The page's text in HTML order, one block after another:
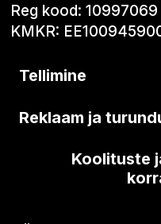
Reg kood: 10997069
KMKR:
Tellimine
Reklaam ja
Koolituste